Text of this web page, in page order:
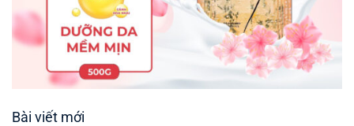
Bài viết mới